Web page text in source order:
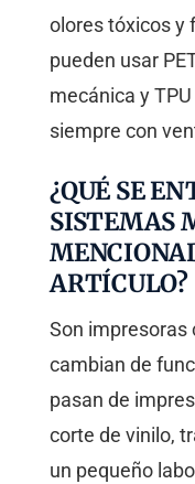
olores tóxicos y
pueden usar
mecánica y
siempre con
¿QUÉ SE
SISTEMAS
ARTÍCULO?
Son impresoras
cambian de
pasan de
corte de vinilo,
un pequeño